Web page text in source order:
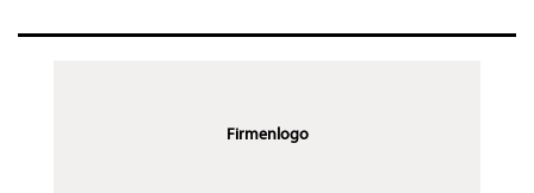
Firmenlogo